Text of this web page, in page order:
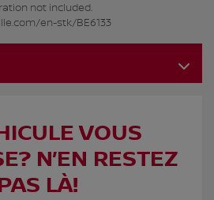
not included.
en-stk/BE6133
VOUS
N’EN RESTEZ
LÀ!